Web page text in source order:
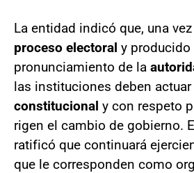
La entidad indicó que, una
proceso electoral y producido
pronunciamiento de la
las instituciones deben
constitucional y con respeto
rigen el cambio de gobierno.
ratificó que continuará
que le corresponden como